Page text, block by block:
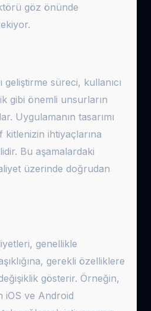
göz önünde
geliştirme süreci, kullanıcı
gibi önemli unsurların
Uygulamanın tasarımı
kitlenizin ihtiyaçlarına
Bu aşamalardaki
üzerinde doğrudan
genellikle
gerekli özelliklere
gösterir. Örneğin,
iOS ve Android